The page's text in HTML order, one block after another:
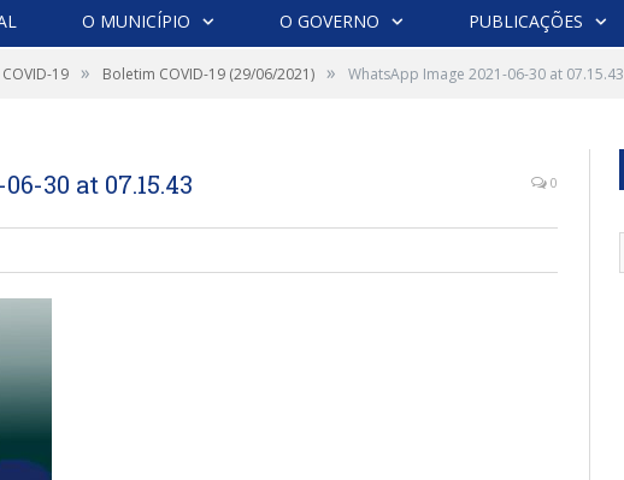
O MUNICÍPIO O GOVERNO PUBLICAÇÕES
19 » Boletim COVID-19 (29/06/2021) » WhatsApp Image 2021-06-30 at 07.15.43
30 at 07.15.43 0